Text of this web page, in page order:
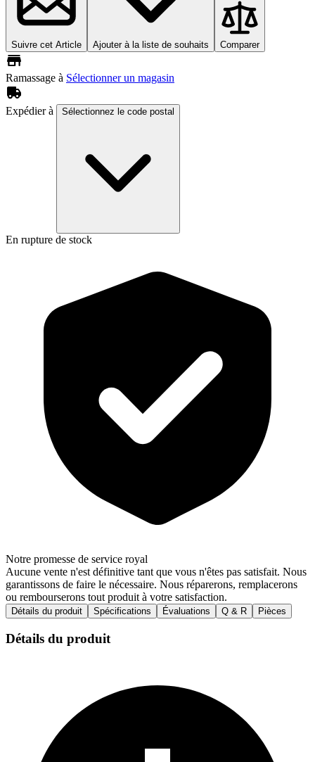
Suivre cet Article Ajouter à la liste de souhaits Comparer
Ramassage à Sélectionner un magasin
Expédier à Sélectionnez le code postal
En rupture de stock
Notre promesse de service royal
Aucune vente n'est définitive tant que vous n'êtes pas satisfait. Nous
garantissons de faire le nécessaire. Nous réparerons, remplacerons
ou rembourserons tout produit à votre satisfaction.
Détails du produit Spécifications Évaluations Q & R Pièces
Détails du produit